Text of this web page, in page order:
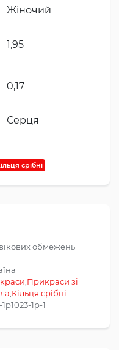
Жіночий
1,95
0,17
Серця
срібні
обмежень
Прикраси зі
Кільця срібні
1p1023-1p-1